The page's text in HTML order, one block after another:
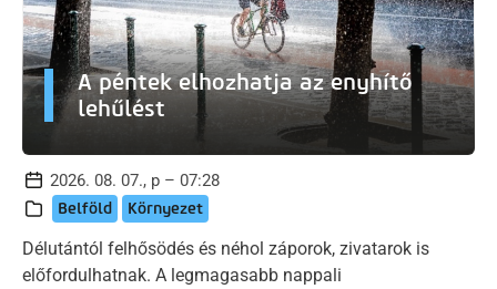
A péntek elhozhatja az enyhítő
lehűlést
2026. 08. 07., p – 07:28
Belföld Környezet
Délutántól felhősödés és néhol záporok, zivatarok is
előfordulhatnak. A legmagasabb nappali